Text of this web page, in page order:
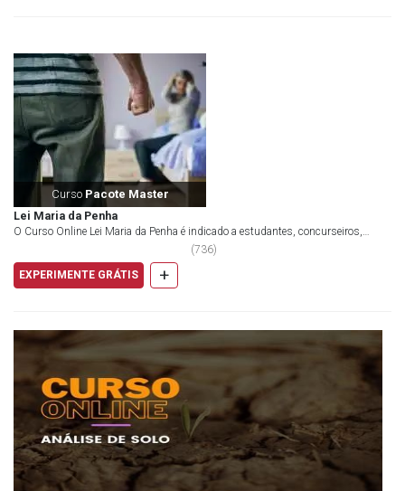
Curso Pacote Master
Lei Maria da Penha
O Curso Online Lei Maria da Penha é indicado a estudantes, concurseiros,
advogados, procuradores, servidores...
(736)
EXPERIMENTE GRÁTIS
+